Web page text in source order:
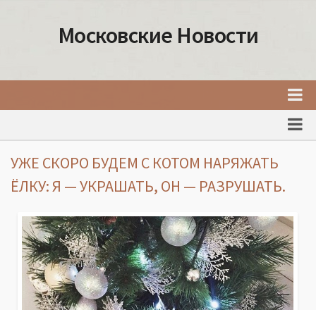
Московские Новости
Факты о Москве
Москва
Товары и услуги Москвы
УЖЕ СКОРО БУДЕМ С КОТОМ НАРЯЖАТЬ
ЁЛКУ: Я — УКРАШАТЬ, ОН — РАЗРУШАТЬ.